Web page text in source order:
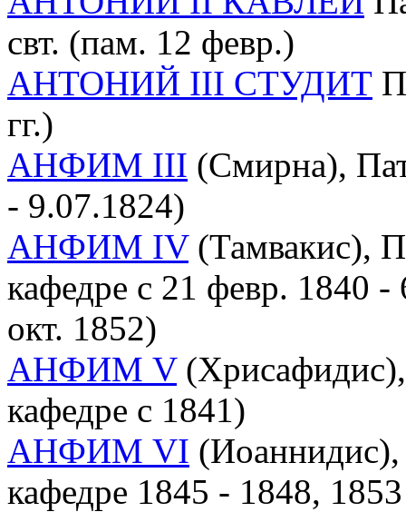
свт. (пам. 12 февр.)
АНТОНИЙ III СТУДИТ
гг.)
АНФИМ III (Смирна),
- 9.07.1824)
АНФИМ IV(Тамвакис),
кафедре с 21 февр. 1840
окт. 1852)
АНФИМ V
кафедре с 1841)
АНФИМ VI
кафедре 1845 - 1848,